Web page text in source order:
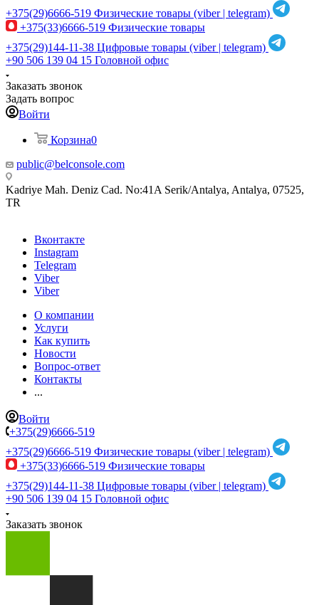
+375(29)6666-519 Физические товары (viber | telegram)
+375(33)6666-519 Физические товары
+375(29)144-11-38 Цифровые товары (viber | telegram)
+90 506 139 04 15 Головной офис
Заказать звонок
Задать вопрос
Войти
Корзина0
public@belconsole.com
Kadriye Mah. Deniz Cad. No:41A Serik/Antalya, Antalya, 07525,
TR
Вконтакте
Instagram
Telegram
Viber
Viber
О компании
Услуги
Как купить
Новости
Вопрос-ответ
Контакты
...
Войти
+375(29)6666-519
+375(29)6666-519 Физические товары (viber | telegram)
+375(33)6666-519 Физические товары
+375(29)144-11-38 Цифровые товары (viber | telegram)
+90 506 139 04 15 Головной офис
Заказать звонок